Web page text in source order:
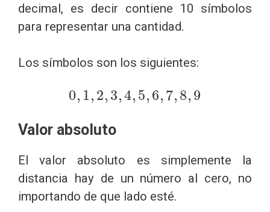
decimal, es decir contiene 10 símbolos
para representar una cantidad.
Los símbolos son los siguientes:
0 1,2 ,3 4 5 6, 7,8 ,9
Valor absoluto
El valor absoluto es simplemente la
distancia hay de un número al cero, no
importando de que lado esté.